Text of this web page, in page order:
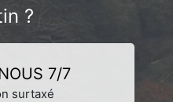
?
7/7
surtaxé